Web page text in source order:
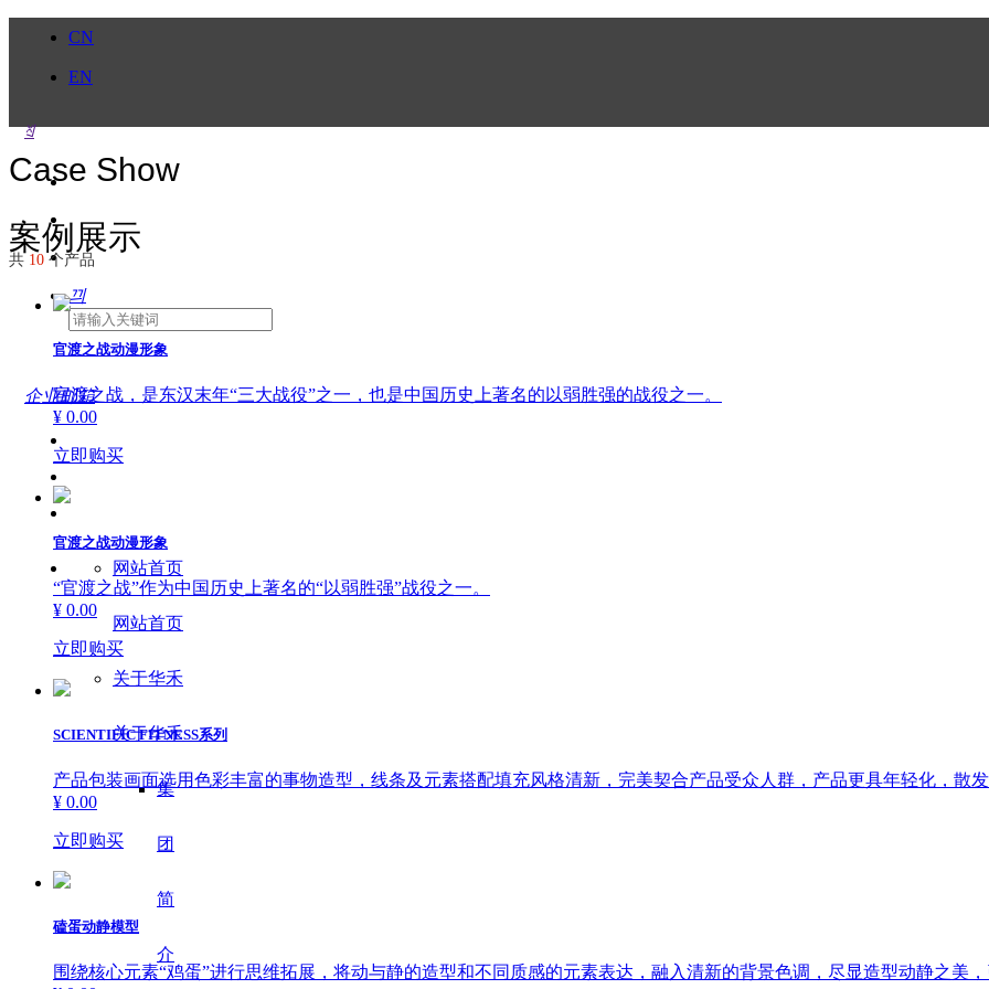
CN
EN
ꄠ
끠
企业邮箱
网站首页
网站首页
关于华禾
关于华禾
集
团
简
介
Case Show
案例展示
共 10 个产品
官渡之战动漫形象
官渡之战，是东汉末年“三大战役”之一，也是中国历史上著名的以弱胜强的战役之一。
¥ 0.00
立即购买
官渡之战动漫形象
“官渡之战”作为中国历史上著名的“以弱胜强”战役之一。
¥ 0.00
立即购买
SCIENTIFIC FITNESS系列
产品包装画面选用色彩丰富的事物造型，线条及元素搭配填充风格清新，完美契合产品受众人群，产品更具年轻化，散
¥ 0.00
立即购买
磕蛋动静模型
围绕核心元素“鸡蛋”进行思维拓展，将动与静的造型和不同质感的元素表达，融入清新的背景色调，尽显造型动静之美